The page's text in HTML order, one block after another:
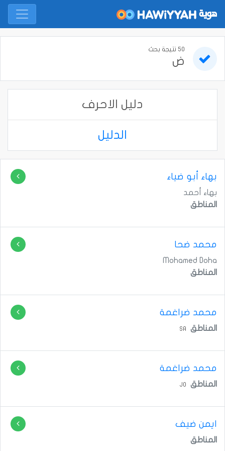
50 نتيجة بحث
ض
دليل الاحرف
الدليل
بهاء أبو ضياء
بهاء أحمد
المناطق
محمد ضحا
Mohamed Doha
المناطق
محمد ضراغمة
المناطق SA
محمد ضراغمة
المناطق JO
ايمن ضيف
المناطق